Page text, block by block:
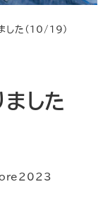
した（10/19）
ました